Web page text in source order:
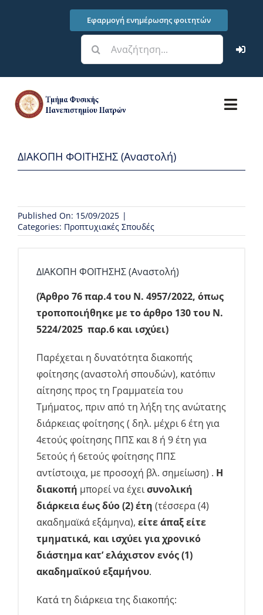
Εφαρμογή ενημέρωσης φοιτητών
Αναζήτηση
για:
Έρευνα – Υποδομές
Ενημέρωση
ΔΙΑΚΟΠΗ ΦΟΙΤΗΣΗΣ (Αναστολή)
Published On: 15/09/2025 |
Categories: Προπτυχιακές Σπουδές
ΔΙΑΚΟΠΗ ΦΟΙΤΗΣΗΣ (Αναστολή)
(Άρθρο 76 παρ.4 του N. 4957/2022, όπως
τροποποιήθηκε με το άρθρο 130 του Ν.
5224/2025 παρ.6 και ισχύει)
Παρέχεται η δυνατότητα διακοπής
φοίτησης (αναστολή σπουδών), κατόπιν
αίτησης προς τη Γραμματεία του
Τμήματος, πριν από τη λήξη της ανώτατης
διάρκειας φοίτησης ( δηλ. μέχρι 6 έτη για
4ετούς φοίτησης ΠΠΣ και 8 ή 9 έτη για
5ετούς ή 6ετούς φοίτησης ΠΠΣ
αντίστοιχα, με προσοχή βλ. σημείωση) . Η
διακοπή μπορεί να έχεισυνολική
διάρκεια έως δύο (2) έτη (τέσσερα (4)
ακαδημαϊκά εξάμηνα), είτε άπαξ είτε
τμηματικά, και ισχύει για χρονικό
διάστημα κατ’ ελάχιστον ενός (1)
ακαδημαϊκού εξαμήνου.
Κατά τη διάρκεια της διακοπής: